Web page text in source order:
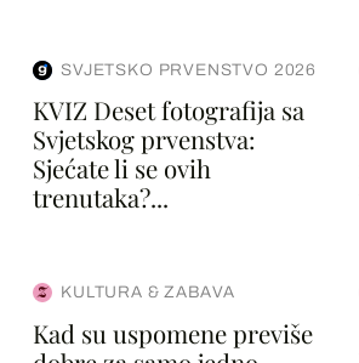
SVJETSKO PRVENSTVO 2026
KVIZ Deset fotografija sa
Svjetskog prvenstva:
Sjećate li se ovih
trenutaka?...
KULTURA & ZABAVA
Kad su uspomene previše